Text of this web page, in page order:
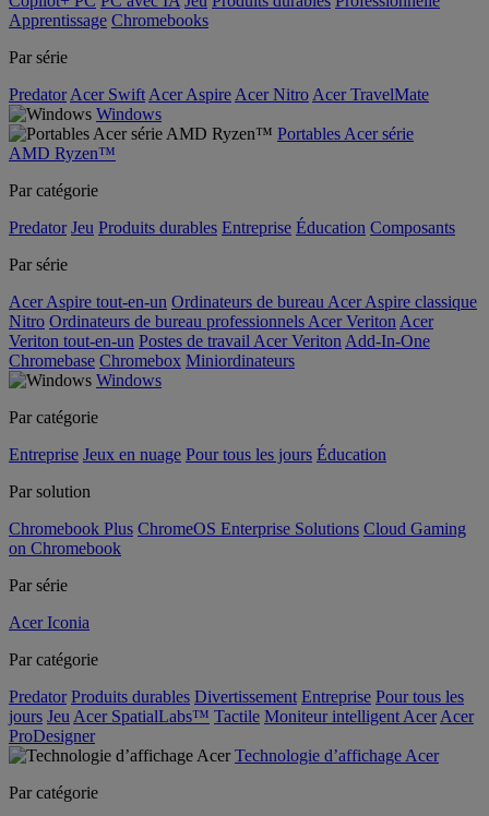
Apprentissage Chromebooks
Par série
Predator Acer Swift Acer Aspire Acer Nitro Acer TravelMate
Windows
Portables Acer série
AMD Ryzen™
Par catégorie
Predator Jeu Produits durables Entreprise Éducation Composants
Par série
Acer Aspire tout-en-un Ordinateurs de bureau Acer Aspire classique
Nitro Ordinateurs de bureau professionnels Acer Veriton Acer
Veriton tout-en-un Postes de travail Acer Veriton Add-In-One
Chromebase Chromebox Miniordinateurs
Windows
Par catégorie
Entreprise Jeux en nuage Pour tous les jours Éducation
Par solution
Chromebook Plus ChromeOS Enterprise Solutions Cloud Gaming
on Chromebook
Par série
Acer Iconia
Par catégorie
Predator Produits durables Divertissement Entreprise Pour tous les
jours Jeu Acer SpatialLabs™ Tactile Moniteur intelligent Acer Acer
ProDesigner
Technologie d’affichage Acer
Par catégorie